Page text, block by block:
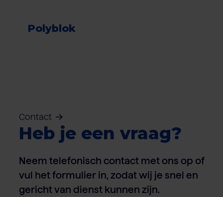
Polyblok
Contact
Heb je een vraag?
Neem telefonisch contact met ons op of
vul het formulier in, zodat wij je snel en
gericht van dienst kunnen zijn.